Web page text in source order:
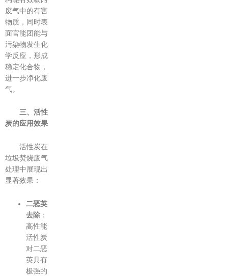
废气中的有害
物质，同时表
面官能团能与
污染物发生化
学反应，形成
稳定化合物，
进一步净化废
气。
三、活性
炭的应用效果
活性炭在
垃圾焚烧废气
处理中展现出
显著效果：
二恶英
去除 ：
高性能
活性炭
对二恶
英具有
极强的